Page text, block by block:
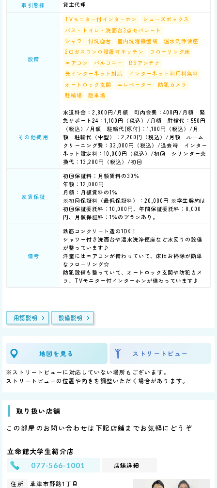
取引態様
貸主代理
設備
TVモニター付インターホン
シューズボックス
バス・トイレ・洗面台3点セパレート
シャワー付洗面台
室内洗濯機置場
温水洗浄便座
2口ガスコンロ設置可キッチン
フローリング床
エアコン
バルコニー
BSアンテナ
光インターネット対応
インターネット利用料無料
オートロック玄関
エレベーター
防犯カメラ
駐輪場
駐車場
その他費用
水道料金：2,800円/月額 町内会費：400円/月額 緊
急サポート24：1,100円（税込）/月額 駐輪代：550円
（税込）/月額 駐輪代(原付)：1,100円（税込）/月
額 駐輪代（中型）：2,200円（税込）/月額 ルーム
クリーニング費：33,000円（税込）/退去時 インター
ネット設定料：10,000円（税込）/初回 シリンダー交
換代：13,200円（税込）/初回
家賃保証
初回保証料：月額賃料の30％
年額：12,000円
月額：月額賃料の1％
※初回保証料（最低保証料）：20,000円 ※学生契約は
初回保証委託料：10,000円、年間保証委託料：8,000
円、月額保証料：1％のプランあり。
備考
鉄筋コンクリート造の1DK！
シャワー付き洗面台や温水洗浄便座など水回りの設備
が整っています♪
洋室にはエアコンが備わっていて、床はお掃除が簡単
なフローリング☆
防犯設備も整っていて、オートロック玄関や防犯カメ
ラ、TVモニター付インターホンが備わっています♪
用語説明 設備説明
地図を見る ストリートビュー
※ストリートビューに対応していない場所もございます。
ストリートビューの位置や向きを調整いただく場合があります。
取り扱い店舗
この部屋のお問い合わせは下記店舗までお気軽にどうぞ
立命館大学生紹介店
077-566-1001 店舗詳細
住所
草津市野路1丁目